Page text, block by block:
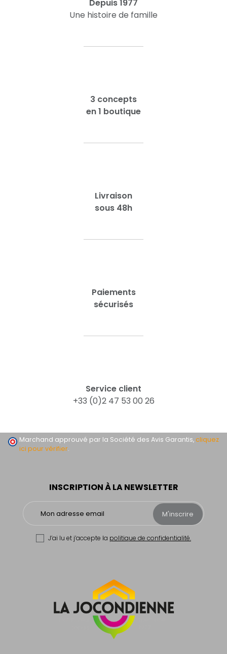
Depuis 1977
Une histoire de famille
3 concepts
en 1 boutique
Livraison
sous 48h
Paiements
sécurisés
Service client
+33 (0)2 47 53 00 26
INSCRIPTION À LA NEWSLETTER
M'inscrire
J’ai lu et j’accepte la politique de confidentialité.
Marchand approuvé par la Société des Avis Garantis,cliquez
ici pour vérifier.